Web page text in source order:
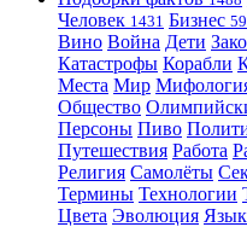
Человек 1431 Бизнес
Вино Война Дети
Катастрофы Корабли
Места Мир
Общество
Персоны Пиво
Путешествия Работа
Религия Самолёты
Термины Технологии
Цвета Эволюция